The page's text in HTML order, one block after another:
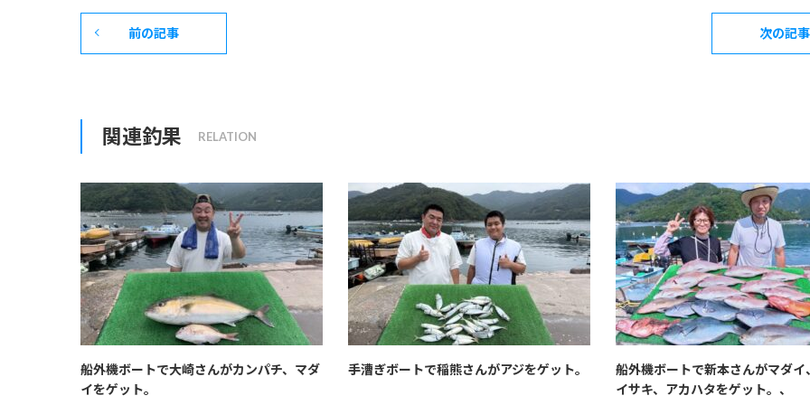
前の記事 次の記事
関連釣果
船外機ボートで大崎さんがカンパチ、マダ
イをゲット。
手漕ぎボートで稲熊さんがアジをゲット。
船外機ボートで新本さんがマダイ
イサキ、アカハタをゲット。、